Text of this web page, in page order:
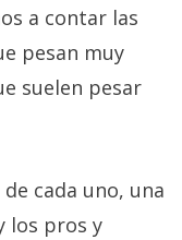
a contar las
pesan muy
suelen pesar
cada uno, una
los pros y